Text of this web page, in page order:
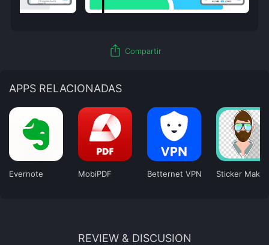
ios_share Compartir
APPS RELACIONADAS
Evernote MobiPDF Betternet VPN Sticker Maker
REVIEW & DISCUSION